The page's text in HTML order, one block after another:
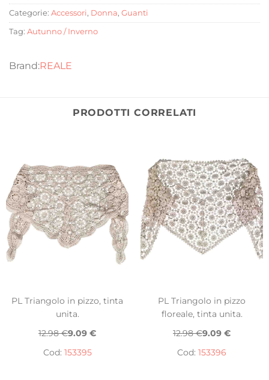
Categorie: Accessori, Donna, Guanti
Tag: Autunno / Inverno
REALE
PRODOTTI CORRELATI
PL Triangolo in pizzo, tinta
unita.
12.98 €9.09 €
Cod: 153395
PL Triangolo in pizzo
floreale, tinta unita.
12.98 €9.09 €
Cod: 153396